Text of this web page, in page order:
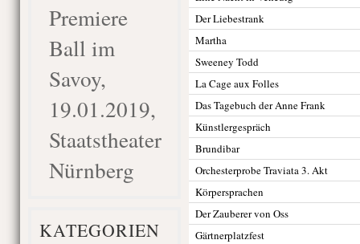
Premiere
Ball im
Savoy,
19.01.2019,
Staatstheater
Nürnberg
KATEGORIEN
Der Liebestrank
Martha
Sweeney Todd
La Cage aux Folles
Das Tagebuch der Anne Frank
Künstlergespräch
Brundibar
Orchesterprobe Traviata 3. Akt
Körpersprachen
Der Zauberer von Oss
Gärtnerplatzfest